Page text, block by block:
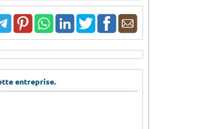
entreprise.